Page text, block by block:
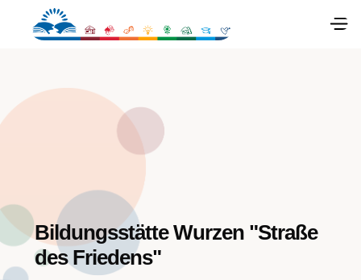
Bildungsstätte Wurzen "Straße
des Friedens"